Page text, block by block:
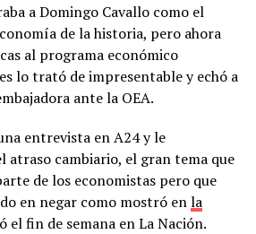
a Domingo Cavallo como el
de la historia, pero ahora
al programa económico
lo trató de impresentable y echó a
ante la OEA.
entrevista en A24 y le
atraso cambiario, el gran tema que
de los economistas pero que
en negar como mostró enla
el fin de semana en La Nación.